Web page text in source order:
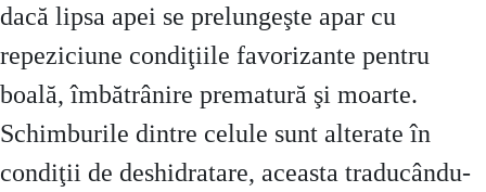
dacă lipsa apei se prelungeşte apar cu
repeziciune condiţiile favorizante pentru
boală, îmbătrânire prematură şi moarte.
Schimburile dintre celule sunt alterate în
condiţii de deshidratare, aceasta traducându-